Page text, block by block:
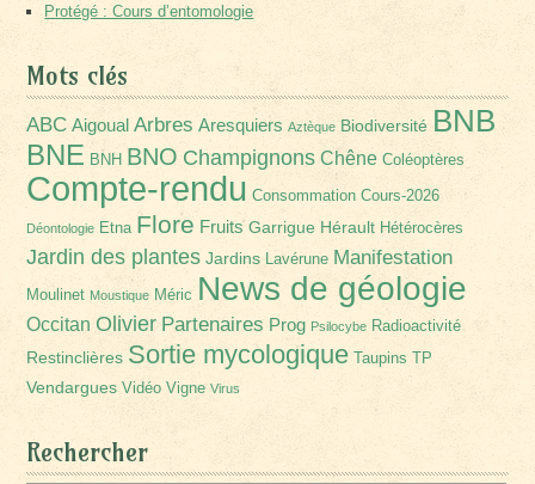
Protégé : Cours d’entomologie
Mots clés
ABC Aigoual Arbres Aresquiers Aztèque Biodiversité BNB
BNE BNH BNO Champignons Chêne Coléoptères
Compte-rendu Consommation Cours-2026
Déontologie Etna Flore Fruits Garrigue Hérault Hétérocères
Jardin des plantes Jardins Lavérune Manifestation
Moulinet Moustique Méric News de géologie
Occitan Olivier Partenaires Prog Psilocybe Radioactivité
Restinclières Sortie mycologique Taupins TP
Vendargues Vidéo Vigne Virus
Rechercher